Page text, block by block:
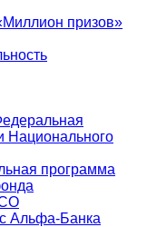
призов»
Национального
программа
Альфа-Банка